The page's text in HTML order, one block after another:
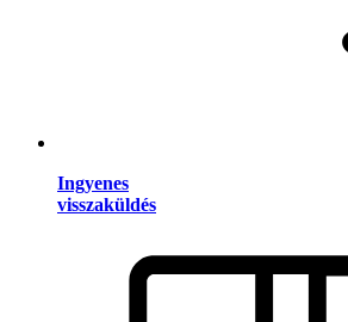
Ingyenes
visszaküldés